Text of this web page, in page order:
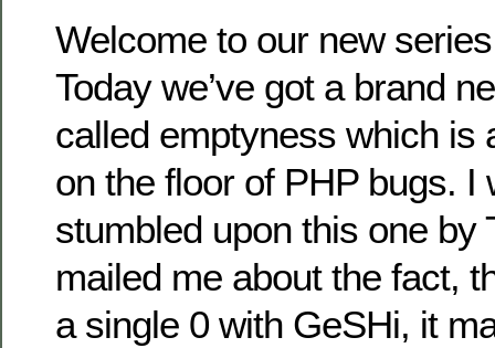
Welcome to our new
Today we’ve got a brand
called emptyness which is
on the floor of PHP bugs. I
stumbled upon this one by
mailed me about the fact,
a single 0 with GeSHi, it